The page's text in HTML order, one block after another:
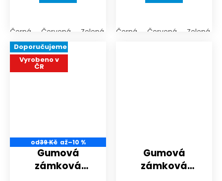
Černá Červená Zelená Černá Červená Zelená
Doporučujeme
Vyrobeno v
ČR
od39 Kč až–10 %
Gumová
zámková
Gumová
zámková